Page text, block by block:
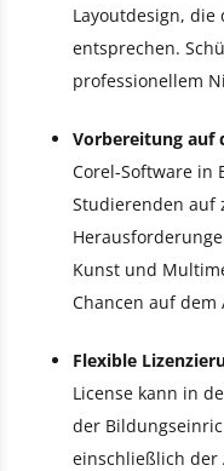
Layoutdesign,
entsprechen.
professionellem
Vorbereitung auf
Corel-Software in
Studierenden auf
Kunst und
Chancen auf dem
Flexible
License kann in
der
einschließlich der